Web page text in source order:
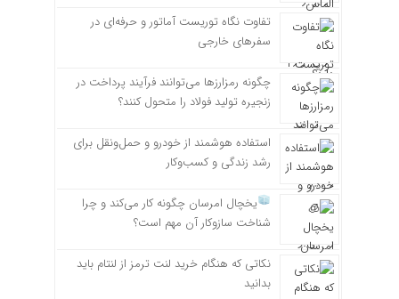
تفاوت نگاه توریست آماتور و حرفه‌ای در
سفرهای خارجی
چگونه رمزارزها می‌توانند فرآیند پرداخت در
زنجیره تولید فولاد را متحول کنند؟
استفاده هوشمند از خودرو و حمل‌ونقل برای
رشد زندگی و کسب‌وکار
یخچال امرسان چگونه کار می‌کند و چرا
شناخت سازوکار آن مهم است؟
نکاتی که هنگام خرید لنت ترمز از لنتام باید
بدانید